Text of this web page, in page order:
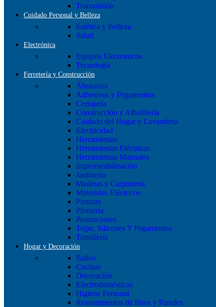
Transmisión
Cuidado Personal y Belleza
Estética y Belleza
Salud
Electrónica
Equipos Electronicos
Tecnologia
Ferretería y Construcción
Abrasivos
Adhesivos y Pegamentos
Cerrajería
Construcción y Albañilería
Cuidado del Hogar y Lavanderia
Electricidad
Herramientas
Herramientas Eléctricas
Herramientas Manuales
Impermeabilización
Jardineria
Maderas y Carpintería
Materiales Eléctricos
Pinturas
Plomería
Promociones
Teipe, Silicones Y Pegamentos
Tornillería
Hogar y Decoración
Baños
Cocinas
Decoración
Electrodomésticos
Higiene Personal
Revestimientos de Pisos y Paredes